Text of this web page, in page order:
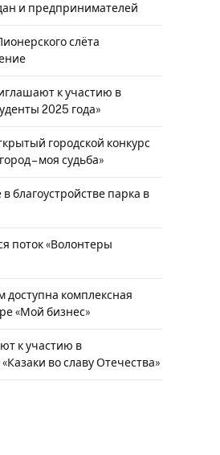
и предпринимателей
слёта
к участию в
2025 года»
городской конкурс
– моя судьба»
благоустройстве парка в
поток «Волонтеры
доступна комплексная
«Мой бизнес»
к участию в
во славу Отечества»